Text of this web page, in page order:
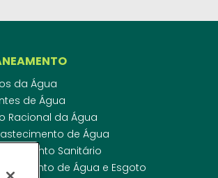
da Água
de Água
Racional da Água
de Água
Sanitário
de Água e Esgoto